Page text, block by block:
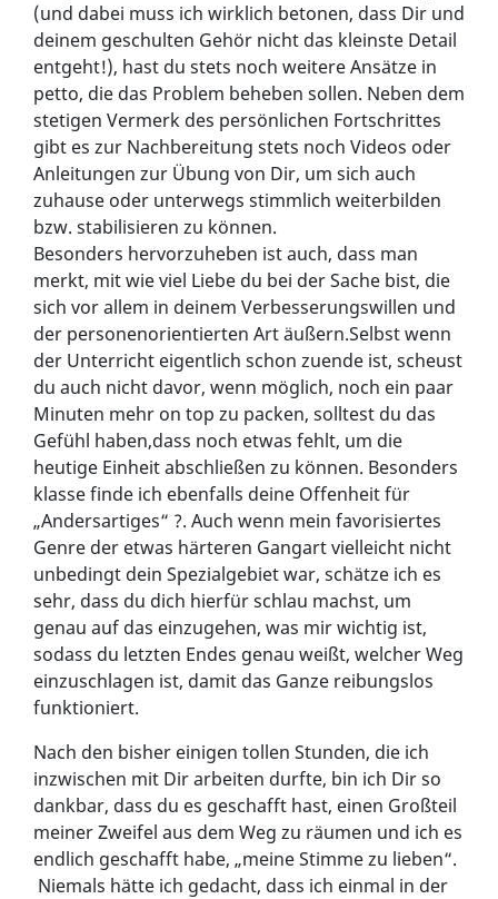
(und dabei muss ich wirklich betonen, dass Dir und
deinem geschulten Gehör nicht das kleinste Detail
entgeht!), hast du stets noch weitere Ansätze in
petto, die das Problem beheben sollen. Neben dem
stetigen Vermerk des persönlichen Fortschrittes
gibt es zur Nachbereitung stets noch Videos oder
Anleitungen zur Übung von Dir, um sich auch
zuhause oder unterwegs stimmlich weiterbilden
bzw. stabilisieren zu können.
Besonders hervorzuheben ist auch, dass man
merkt, mit wie viel Liebe du bei der Sache bist, die
sich vor allem in deinem Verbesserungswillen und
der personenorientierten Art äußern.Selbst wenn
der Unterricht eigentlich schon zuende ist, scheust
du auch nicht davor, wenn möglich, noch ein paar
Minuten mehr on top zu packen, solltest du das
Gefühl haben,dass noch etwas fehlt, um die
heutige Einheit abschließen zu können. Besonders
klasse finde ich ebenfalls deine Offenheit für
„Andersartiges“ ?. Auch wenn mein favorisiertes
Genre der etwas härteren Gangart vielleicht nicht
unbedingt dein Spezialgebiet war, schätze ich es
sehr, dass du dich hierfür schlau machst, um
genau auf das einzugehen, was mir wichtig ist,
sodass du letzten Endes genau weißt, welcher Weg
einzuschlagen ist, damit das Ganze reibungslos
funktioniert.
Nach den bisher einigen tollen Stunden, die ich
inzwischen mit Dir arbeiten durfte, bin ich Dir so
dankbar, dass du es geschafft hast, einen Großteil
meiner Zweifel aus dem Weg zu räumen und ich es
endlich geschafft habe, „meine Stimme zu lieben“.
Niemals hätte ich gedacht, dass ich einmal in der